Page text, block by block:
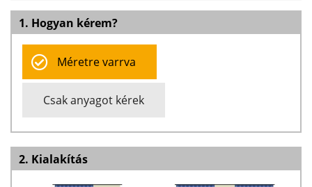
1. Hogyan kérem?
Méretre varrva
Csak anyagot kérek
2. Kialakítás